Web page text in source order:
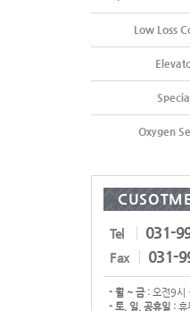
Low Loss
Oxygen
Tel 031-
Fax 031-
- 월 ~ 금 : 오전9시
- 토, 일, 공휴일 : 휴